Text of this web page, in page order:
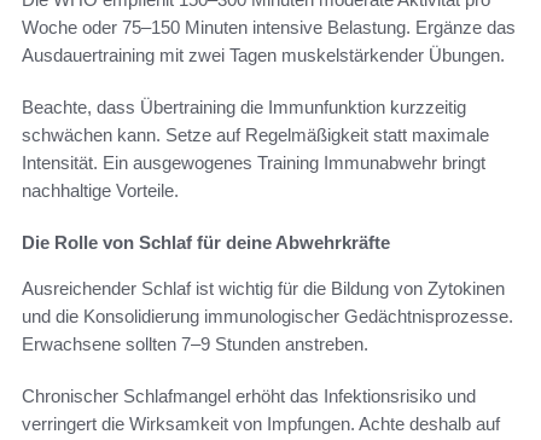
Woche oder 75–150 Minuten intensive Belastung. Ergänze das
Ausdauertraining mit zwei Tagen muskelstärkender Übungen.
Beachte, dass Übertraining die Immunfunktion kurzzeitig
schwächen kann. Setze auf Regelmäßigkeit statt maximale
Intensität. Ein ausgewogenes Training Immunabwehr bringt
nachhaltige Vorteile.
Die Rolle von Schlaf für deine Abwehrkräfte
Ausreichender Schlaf ist wichtig für die Bildung von Zytokinen
und die Konsolidierung immunologischer Gedächtnisprozesse.
Erwachsene sollten 7–9 Stunden anstreben.
Chronischer Schlafmangel erhöht das Infektionsrisiko und
verringert die Wirksamkeit von Impfungen. Achte deshalb auf